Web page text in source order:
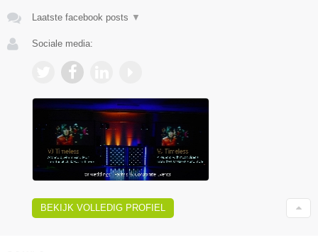
Laatste facebook posts ▼
Sociale media:
BEKIJK VOLLEDIG PROFIEL